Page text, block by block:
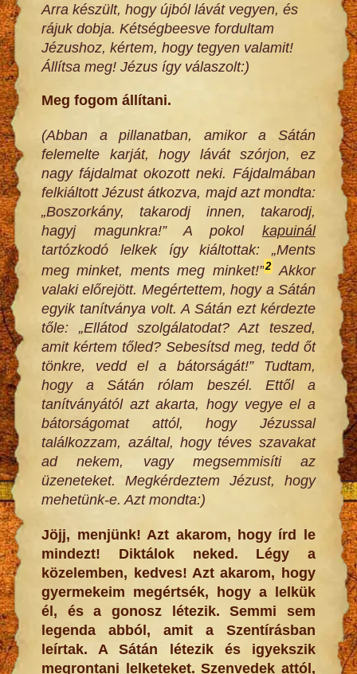
Arra készült, hogy újból lávát vegyen, és
rájuk dobja. Kétségbeesve fordultam
Jézushoz, kértem, hogy tegyen valamit!
Állítsa meg! Jézus így válaszolt:)
Meg fogom állítani.
(Abban a pillanatban, amikor a Sátán
felemelte karját, hogy lávát szórjon, ez
nagy fájdalmat okozott neki. Fájdalmában
felkiáltott Jézust átkozva, majd azt mondta:
„Boszorkány, takarodj innen, takarodj,
hagyj magunkra!” A pokol kapuinál
tartózkodó lelkek így kiáltottak: „Ments
meg minket, ments meg minket!”2Akkor
valaki előrejött. Megértettem, hogy a Sátán
egyik tanítványa volt. A Sátán ezt kérdezte
tőle: „Ellátod szolgálatodat? Azt teszed,
amit kértem tőled? Sebesítsd meg, tedd őt
tönkre, vedd el a bátorságát!” Tudtam,
hogy a Sátán rólam beszél. Ettől a
tanítványától azt akarta, hogy vegye el a
bátorságomat attól, hogy Jézussal
találkozzam, azáltal, hogy téves szavakat
ad nekem, vagy megsemmisíti az
üzeneteket. Megkérdeztem Jézust, hogy
mehetünk-e. Azt mondta:)
Jöjj, menjünk! Azt akarom, hogy írd le
mindezt! Diktálok neked. Légy a
közelemben, kedves! Azt akarom, hogy
gyermekeim megértsék, hogy a lelkük
él, és a gonosz létezik. Semmi sem
legenda abból, amit a Szentírásban
leírtak. A Sátán létezik és igyekszik
megrontani lelketeket. Szenvedek attól,